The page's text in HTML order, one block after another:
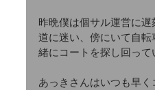
昨晩僕は個サル運営に
道に迷い、傍にいて自
緒にコートを探し回って
あっきさんはいつも早